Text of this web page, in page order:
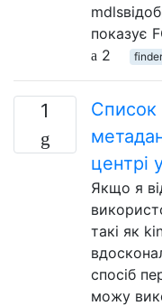
показує
2
finder
1
Список
центрі
Якщо я
такі як
спосіб
можу